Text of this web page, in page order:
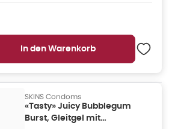
In den Warenkorb
SKINS Condoms
«Tasty» Juicy Bubblegum
Burst, Gleitgel mit